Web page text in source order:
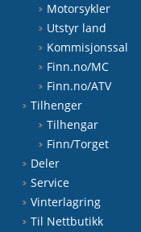
Motorsykler
Utstyr land
Kommisjonssal
Finn.no/MC
Finn.no/ATV
Tilhenger
Tilhengar
Finn/Torget
Deler
Service
Vinterlagring
Til Nettbutikk